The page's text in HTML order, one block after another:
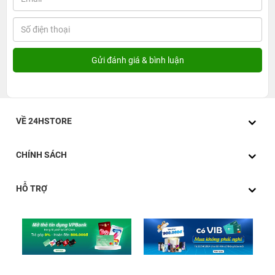
Màn hình iPhone 13 Mini 512GB có kích thước 5.4
inch, sử dụng tấm nền OLED cao cấp với kính cường lực
Ceramic Shield cho mặt trước. Loại kính này bền hơn tới
VỀ 24HSTORE
CHÍNH SÁCH
HỖ TRỢ